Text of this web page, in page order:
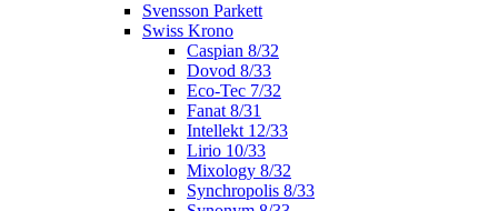
Svensson Parkett
Swiss Krono
Caspian 8/32
Dovod 8/33
Eco-Tec 7/32
Fanat 8/31
Intellekt 12/33
Lirio 10/33
Mixology 8/32
Synchropolis 8/33